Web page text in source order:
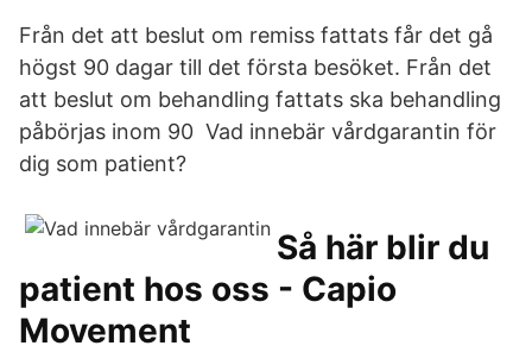
Från det att beslut om remiss fattats får det gå
högst 90 dagar till det första besöket. Från det
att beslut om behandling fattats ska behandling
påbörjas inom 90 Vad innebär vårdgarantin för
dig som patient?
Så här blir du
patient hos oss - Capio
Movement